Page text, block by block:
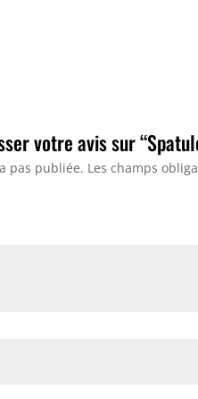
votre avis sur
pas publiée. Les champs